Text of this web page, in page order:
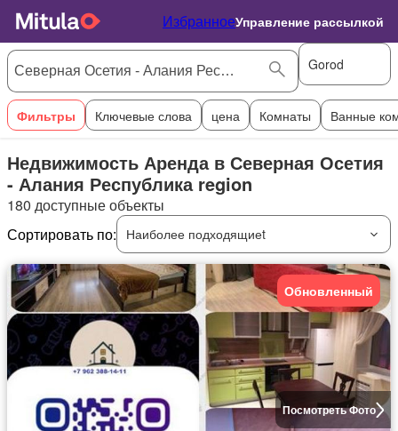
ИзбранноеУправление рассылкой
Gorod
Фильтры Ключевые слова цена Комнаты Ванные
Недвижимость Аренда в Северная Осетия
- Алания Республика region
180 доступные объекты
Сортировать по:
Наиболее подходящиеt
Посмотреть Фото
Обновленный